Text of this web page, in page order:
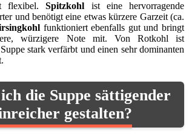
flexibel.Spitzkohl ist eine hervorragende
und benötigt eine etwas kürzere Garzeit (ca.
funktioniert ebenfalls gut und bringt
würzigere Note mit. Von Rotkohl ist
stark verfärbt und einen sehr dominanten
die Suppe sättigender
gestalten?